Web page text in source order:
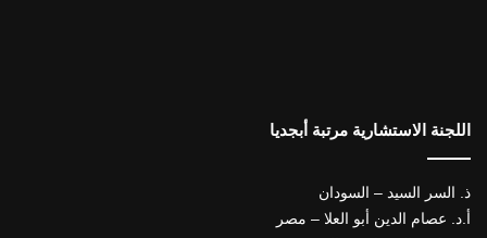
اللجنة الاستشارية مرتبة أبجديا
ذ. السر السيد – السودان
أ.د. عصام الدين أبو العلا – مصر